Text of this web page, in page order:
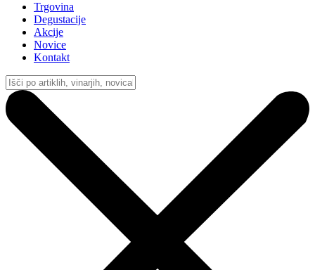
Trgovina
Degustacije
Akcije
Novice
Kontakt